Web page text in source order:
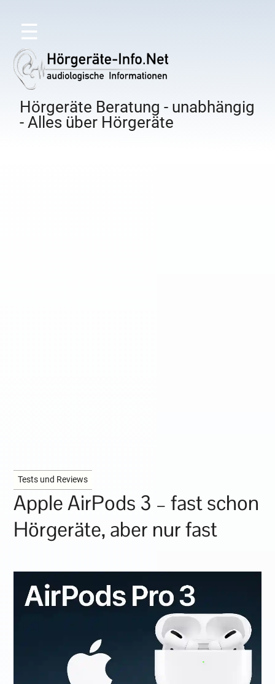
☰
Hörgeräte Beratung - unabhängig
- Alles über Hörgeräte
Tests und Reviews
Apple AirPods 3 – fast schon
Hörgeräte, aber nur fast